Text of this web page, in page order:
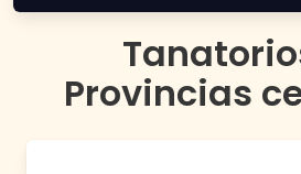
Provincias